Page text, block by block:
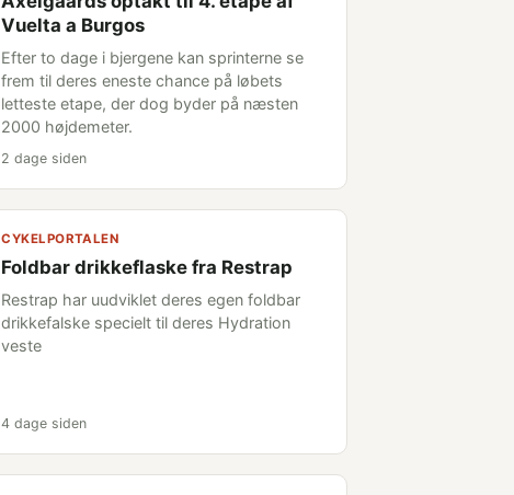
Vuelta a Burgos
Efter to dage i bjergene kan sprinterne se
frem til deres eneste chance på løbets
letteste etape, der dog byder på næsten
2000 højdemeter.
2 dage siden
CYKELPORTALEN
Foldbar drikkeflaske fra Restrap
Restrap har uudviklet deres egen foldbar
drikkefalske specielt til deres Hydration
veste
4 dage siden